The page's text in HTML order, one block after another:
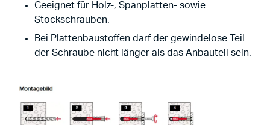
Geeignet für Holz-, Spanplatten- sowie
Stockschrauben.
Bei Plattenbaustoffen darf der gewindelose Teil
der Schraube nicht länger als das Anbauteil sein.